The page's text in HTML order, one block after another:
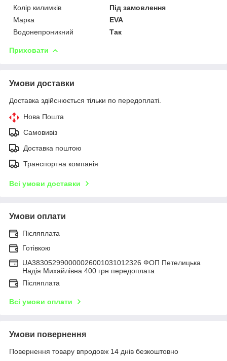
Колір килимків
Під замовлення
Марка
EVA
Водонепроникний
Так
Приховати
Умови доставки
Доставка здійснюється тільки по передоплаті.
Нова Пошта
Самовивіз
Доставка поштою
Транспортна компанія
Всі умови доставки
Умови оплати
Післяплата
Готівкою
UA383052990000026001031012326 ФОП Петелицька
Надія Михайлівна 400 грн передоплата
Післяплата
Всі умови оплати
Умови повернення
Повернення товару впродовж 14 днів безкоштовно